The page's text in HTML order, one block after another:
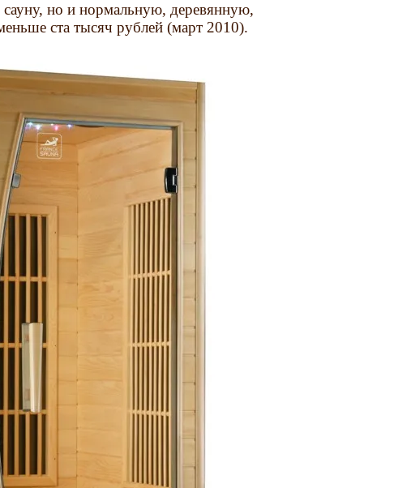
но и нормальную, деревянную,
ста тысяч рублей (март 2010).